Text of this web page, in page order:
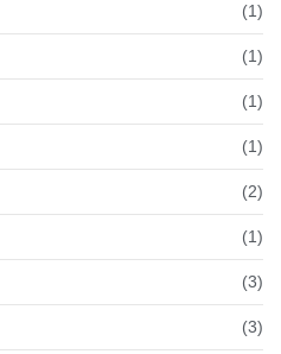
(1)
(1)
(1)
(1)
(2)
(1)
(3)
(3)